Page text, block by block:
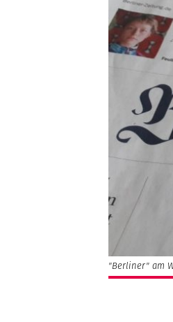
"Berliner" am